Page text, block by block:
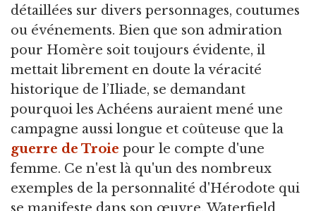
détaillées sur divers personnages, coutumes
ou événements. Bien que son admiration
pour Homère soit toujours évidente, il
mettait librement en doute la véracité
historique de l’Iliade, se demandant
pourquoi les Achéens auraient mené une
campagne aussi longue et coûteuse que la
guerre de Troie pour le compte d'une
femme. Ce n'est là qu'un des nombreux
exemples de la personnalité d'Hérodote qui